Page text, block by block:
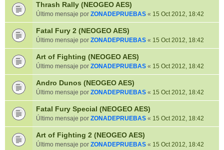
Thrash Rally (NEOGEO AES)
Último mensaje por ZONADEPRUEBAS « 15 Oct 2012, 18:42
Fatal Fury 2 (NEOGEO AES)
Último mensaje por ZONADEPRUEBAS « 15 Oct 2012, 18:42
Art of Fighting (NEOGEO AES)
Último mensaje por ZONADEPRUEBAS « 15 Oct 2012, 18:42
Andro Dunos (NEOGEO AES)
Último mensaje por ZONADEPRUEBAS « 15 Oct 2012, 18:42
Fatal Fury Special (NEOGEO AES)
Último mensaje por ZONADEPRUEBAS « 15 Oct 2012, 18:42
Art of Fighting 2 (NEOGEO AES)
Último mensaje por ZONADEPRUEBAS « 15 Oct 2012, 18:42